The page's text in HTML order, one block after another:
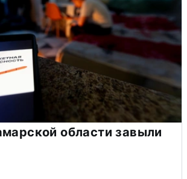
области завыли